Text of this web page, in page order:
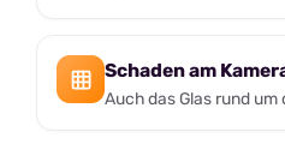
Schaden am
Auch das Glas rund